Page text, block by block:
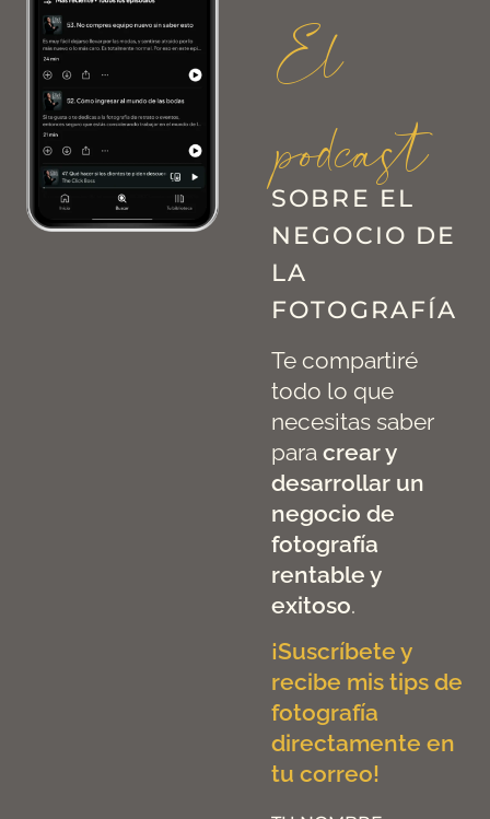
El
podcast
SOBRE EL
NEGOCIO DE
LA
FOTOGRAFÍA
Te compartiré
todo lo que
necesitas saber
para crear y
desarrollar un
negocio de
fotografía
rentable y
exitoso.
¡Suscríbete y
recibe mis tips de
fotografía
directamente en
tu correo!